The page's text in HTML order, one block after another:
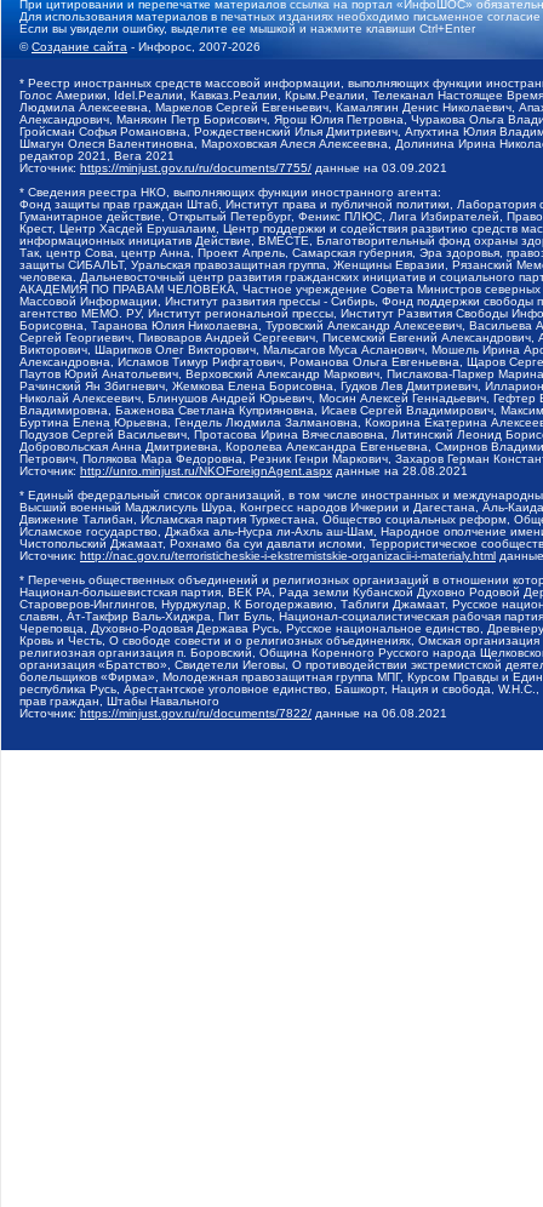
При цитировании и перепечатке материалов ссылка на портал «ИнфоШОС»
Для использования материалов в печатных изданиях необходимо письменное
Если вы увидели ошибку, выделите ее мышкой и нажмите клавиши Ctrl+Enter
©Создание сайта - Инфорос, 2007-2026
* Реестр иностранных средств массовой информации, выполняющих функции
Голос Америки, Idel.Реалии, Кавказ.Реалии, Крым.Реалии, Телеканал Настоящее
Людмила Алексеевна, Маркелов Сергей Евгеньевич, Камалягин Денис Николаевич,
Александрович, Маняхин Петр Борисович, Ярош Юлия Петровна, Чуракова Ольга
Гройсман Софья Романовна, Рождественский Илья Дмитриевич, Апухтина Юлия
Шмагун Олеся Валентиновна, Мароховская Алеся Алексеевна, Долинина Ирина
редактор 2021, Вега 2021
Источник: https://minjust.gov.ru/ru/documents/7755/ данные на 03.09.2021
* Сведения реестра НКО, выполняющих функции иностранного агента:
Фонд защиты прав граждан Штаб, Институт права и публичной политики,
Гуманитарное действие, Открытый Петербург, Феникс ПЛЮС, Лига Избирателей,
Крест, Центр Хасдей Ерушалаим, Центр поддержки и содействия развитию средств
информационных инициатив Действие, ВМЕСТЕ, Благотворительный фонд охраны
Так, центр Сова, центр Анна, Проект Апрель, Самарская губерния, Эра здоровья,
защиты СИБАЛЬТ, Уральская правозащитная группа, Женщины Евразии, Рязанский
человека, Дальневосточный центр развития гражданских инициатив и социального
АКАДЕМИЯ ПО ПРАВАМ ЧЕЛОВЕКА, Частное учреждение Совета Министров северных
Массовой Информации, Институт развития прессы - Сибирь, Фонд поддержки
агентство МЕМО. РУ, Институт региональной прессы, Институт Развития Свободы
Борисовна, Таранова Юлия Николаевна, Туровский Александр Алексеевич,
Сергей Георгиевич, Пивоваров Андрей Сергеевич, Писемский Евгений
Викторович, Шарипков Олег Викторович, Мальсагов Муса Асланович, Мошель Ирина
Александровна, Исламов Тимур Рифгатович, Романова Ольга Евгеньевна, Щаров
Паутов Юрий Анатольевич, Верховский Александр Маркович, Пислакова-Паркер
Рачинский Ян Збигневич, Жемкова Елена Борисовна, Гудков Лев Дмитриевич,
Николай Алексеевич, Блинушов Андрей Юрьевич, Мосин Алексей Геннадьевич,
Владимировна, Баженова Светлана Куприяновна, Исаев Сергей Владимирович,
Буртина Елена Юрьевна, Гендель Людмила Залмановна, Кокорина Екатерина
Подузов Сергей Васильевич, Протасова Ирина Вячеславовна, Литинский Леонид
Добровольская Анна Дмитриевна, Королева Александра Евгеньевна, Смирнов
Петрович, Полякова Мара Федоровна, Резник Генри Маркович, Захаров Герман
Источник: http://unro.minjust.ru/NKOForeignAgent.aspx данные на 28.08.2021
* Единый федеральный список организаций, в том числе иностранных и
Высший военный Маджлисуль Шура, Конгресс народов Ичкерии и Дагестана, Аль-
Движение Талибан, Исламская партия Туркестана, Общество социальных реформ,
Исламское государство, Джабха аль-Нусра ли-Ахль аш-Шам, Народное ополчение
Чистопольский Джамаат, Рохнамо ба суи давлати исломи, Террористическое
Источник: http://nac.gov.ru/terroristicheskie-i-ekstremistskie-organizacii-i-materialy.html
* Перечень общественных объединений и религиозных организаций в отношении
Национал-большевистская партия, ВЕК РА, Рада земли Кубанской Духовно Родовой
Староверов-Инглингов, Нурджулар, К Богодержавию, Таблиги Джамаат, Русское
славян, Ат-Такфир Валь-Хиджра, Пит Буль, Национал-социалистическая рабочая
Череповца, Духовно-Родовая Держава Русь, Русское национальное единство,
Кровь и Честь, О свободе совести и о религиозных объединениях, Омская
религиозная организация п. Боровский, Община Коренного Русского народа
организация «Братство», Свидетели Иеговы, О противодействии экстремистской
болельщиков «Фирма», Молодежная правозащитная группа МПГ, Курсом Правды и
республика Русь, Арестантское уголовное единство, Башкорт, Нация и свобода,
прав граждан, Штабы Навального
Источник: https://minjust.gov.ru/ru/documents/7822/ данные на 06.08.2021